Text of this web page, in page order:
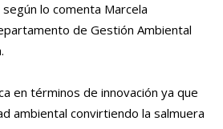
lo comenta Marcela
de Gestión Ambiental
en términos de innovación ya que
ambiental convirtiendo la salmuera